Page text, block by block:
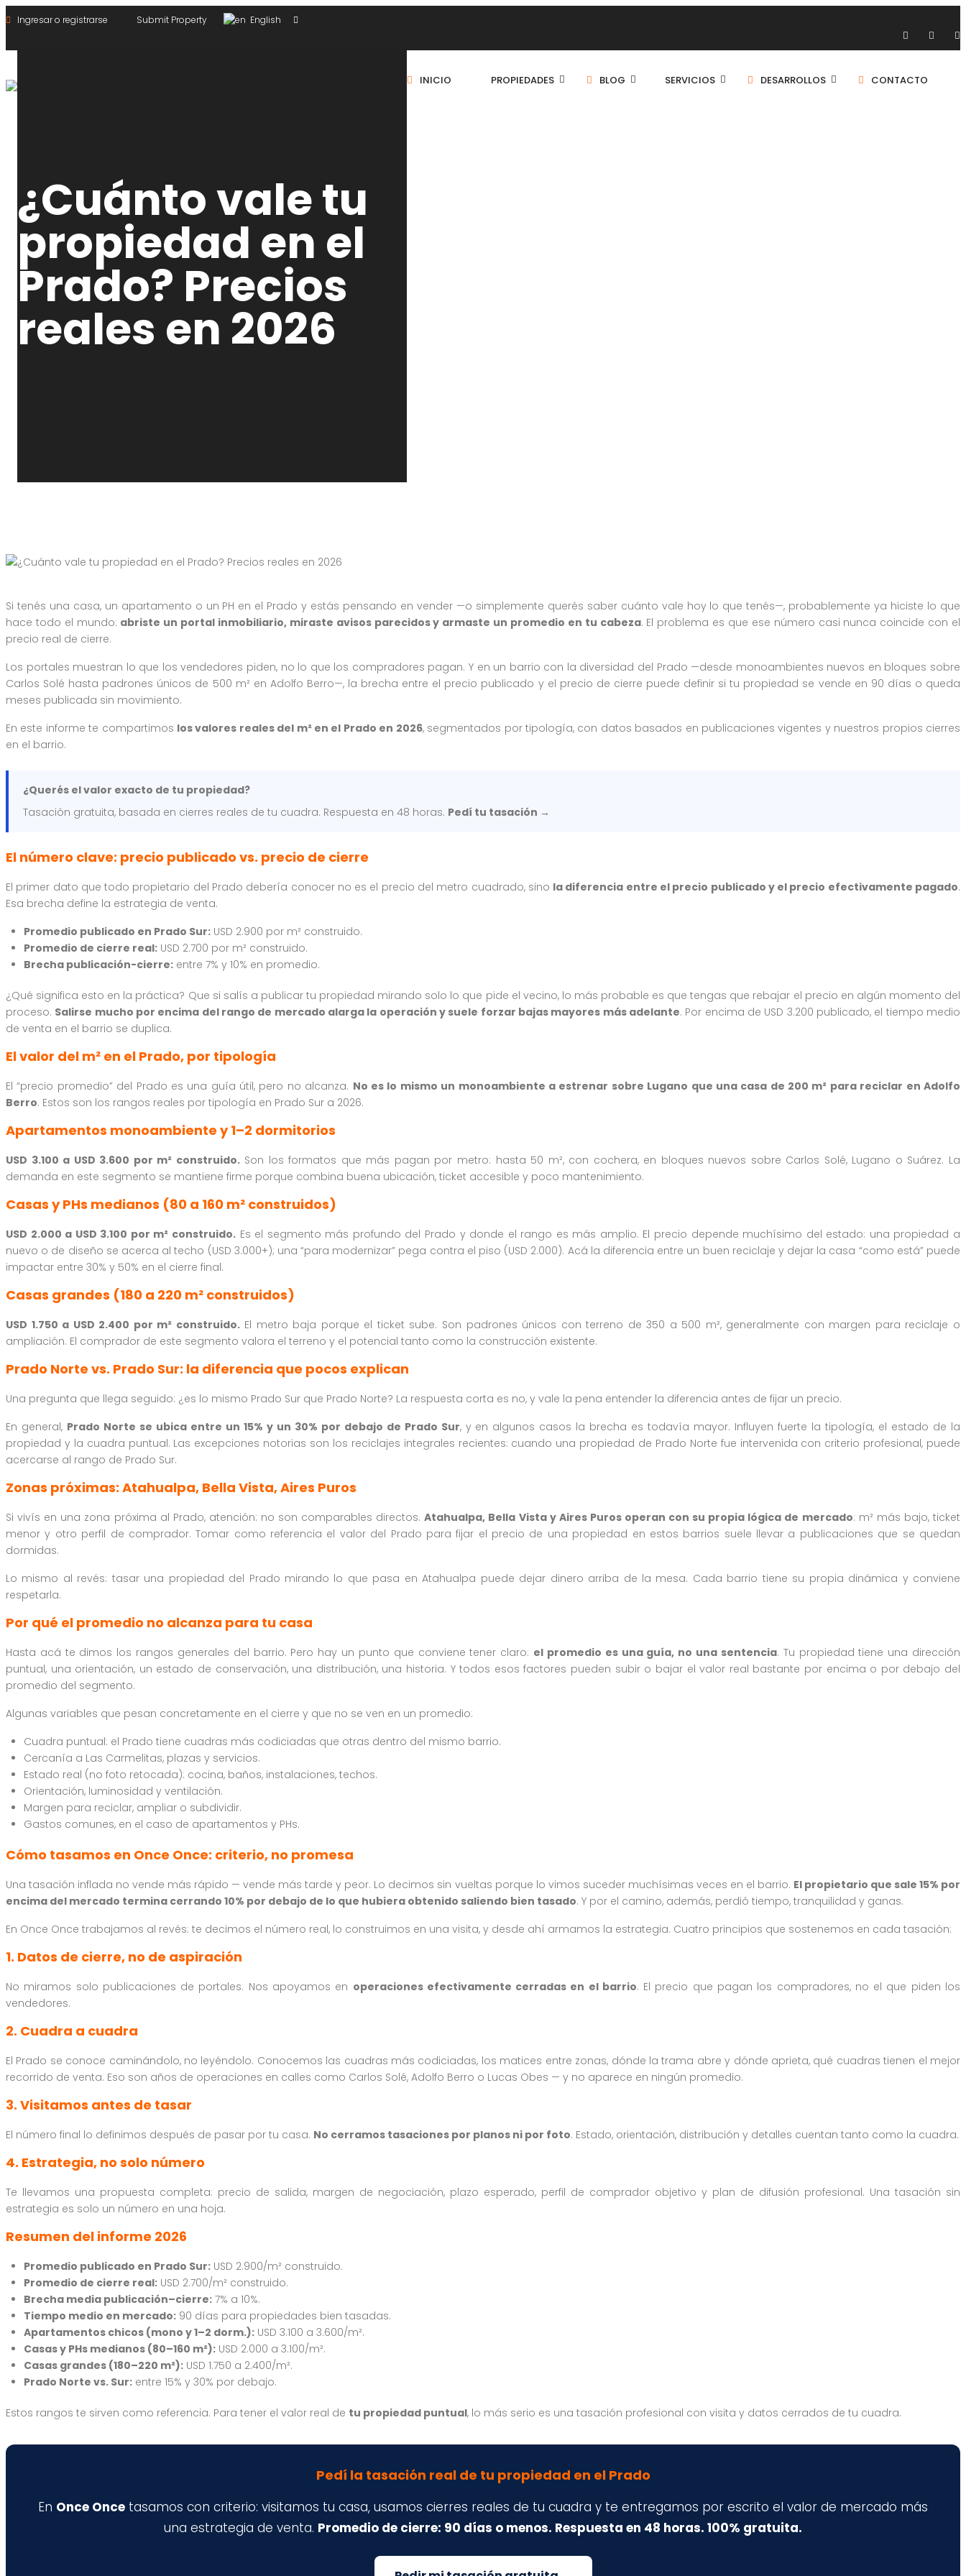
Ingresar o registrarse Submit Property English
INICIO PROPIEDADES BLOG SERVICIOS DESARROLLOS CONTACTO
¿Cuánto vale tu
propiedad en el
Prado? Precios
reales en 2026
Si tenés una casa, un apartamento o un PH en el Prado y estás pensando en vender —o simplemente querés saber cuánto vale hoy lo que tenés—, probablemente ya hiciste lo que
hace todo el mundo: abriste un portal inmobiliario, miraste avisos parecidos y armaste un promedio en tu cabeza. El problema es que ese número casi nunca coincide con el
precio real de cierre.
Los portales muestran lo que los vendedores piden, no lo que los compradores pagan. Y en un barrio con la diversidad del Prado —desde monoambientes nuevos en bloques sobre
Carlos Solé hasta padrones únicos de 500 m² en Adolfo Berro—, la brecha entre el precio publicado y el precio de cierre puede definir si tu propiedad se vende en 90 días o queda
meses publicada sin movimiento.
En este informe te compartimos los valores reales del m² en el Prado en 2026, segmentados por tipología, con datos basados en publicaciones vigentes y nuestros propios cierres
en el barrio.
¿Querés el valor exacto de tu propiedad?
Tasación gratuita, basada en cierres reales de tu cuadra. Respuesta en 48 horas. Pedí tu tasación →
El número clave: precio publicado vs. precio de cierre
El primer dato que todo propietario del Prado debería conocer no es el precio del metro cuadrado, sino la diferencia entre el precio publicado y el precio efectivamente pagado.
Esa brecha define la estrategia de venta.
Promedio publicado en Prado Sur: USD 2.900 por m² construido.
Promedio de cierre real: USD 2.700 por m² construido.
Brecha publicación-cierre: entre 7% y 10% en promedio.
¿Qué significa esto en la práctica? Que si salís a publicar tu propiedad mirando solo lo que pide el vecino, lo más probable es que tengas que rebajar el precio en algún momento del
proceso. Salirse mucho por encima del rango de mercado alarga la operación y suele forzar bajas mayores más adelante. Por encima de USD 3.200 publicado, el tiempo medio
de venta en el barrio se duplica.
El valor del m² en el Prado, por tipología
El “precio promedio” del Prado es una guía útil, pero no alcanza. No es lo mismo un monoambiente a estrenar sobre Lugano que una casa de 200 m² para reciclar en Adolfo
Berro. Estos son los rangos reales por tipología en Prado Sur a 2026.
Apartamentos monoambiente y 1–2 dormitorios
USD 3.100 a USD 3.600 por m² construido.Son los formatos que más pagan por metro: hasta 50 m², con cochera, en bloques nuevos sobre Carlos Solé, Lugano o Suárez. La
demanda en este segmento se mantiene firme porque combina buena ubicación, ticket accesible y poco mantenimiento.
Casas y PHs medianos (80 a 160 m² construidos)
USD 2.000 a USD 3.100 por m² construido.Es el segmento más profundo del Prado y donde el rango es más amplio. El precio depende muchísimo del estado: una propiedad a
nuevo o de diseño se acerca al techo (USD 3.000+); una “para modernizar” pega contra el piso (USD 2.000). Acá la diferencia entre un buen reciclaje y dejar la casa “como está” puede
impactar entre 30% y 50% en el cierre final.
Casas grandes (180 a 220 m² construidos)
USD 1.750 a USD 2.400 por m² construido.El metro baja porque el ticket sube. Son padrones únicos con terreno de 350 a 500 m², generalmente con margen para reciclaje o
ampliación. El comprador de este segmento valora el terreno y el potencial tanto como la construcción existente.
Prado Norte vs. Prado Sur: la diferencia que pocos explican
Una pregunta que llega seguido: ¿es lo mismo Prado Sur que Prado Norte? La respuesta corta es no, y vale la pena entender la diferencia antes de fijar un precio.
En general, Prado Norte se ubica entre un 15% y un 30% por debajo de Prado Sur, y en algunos casos la brecha es todavía mayor. Influyen fuerte la tipología, el estado de la
propiedad y la cuadra puntual. Las excepciones notorias son los reciclajes integrales recientes: cuando una propiedad de Prado Norte fue intervenida con criterio profesional, puede
acercarse al rango de Prado Sur.
Zonas próximas: Atahualpa, Bella Vista, Aires Puros
Si vivís en una zona próxima al Prado, atención: no son comparables directos.Atahualpa, Bella Vista y Aires Puros operan con su propia lógica de mercado: m² más bajo, ticket
menor y otro perfil de comprador. Tomar como referencia el valor del Prado para fijar el precio de una propiedad en estos barrios suele llevar a publicaciones que se quedan
dormidas.
Lo mismo al revés: tasar una propiedad del Prado mirando lo que pasa en Atahualpa puede dejar dinero arriba de la mesa. Cada barrio tiene su propia dinámica y conviene
respetarla.
Por qué el promedio no alcanza para tu casa
Hasta acá te dimos los rangos generales del barrio. Pero hay un punto que conviene tener claro: el promedio es una guía, no una sentencia. Tu propiedad tiene una dirección
puntual, una orientación, un estado de conservación, una distribución, una historia. Y todos esos factores pueden subir o bajar el valor real bastante por encima o por debajo del
promedio del segmento.
Algunas variables que pesan concretamente en el cierre y que no se ven en un promedio:
Cuadra puntual: el Prado tiene cuadras más codiciadas que otras dentro del mismo barrio.
Cercanía a Las Carmelitas, plazas y servicios.
Estado real (no foto retocada): cocina, baños, instalaciones, techos.
Orientación, luminosidad y ventilación.
Margen para reciclar, ampliar o subdividir.
Gastos comunes, en el caso de apartamentos y PHs.
Cómo tasamos en Once Once: criterio, no promesa
Una tasación inflada no vende más rápido — vende más tarde y peor. Lo decimos sin vueltas porque lo vimos suceder muchísimas veces en el barrio. El propietario que sale 15% por
encima del mercado termina cerrando 10% por debajo de lo que hubiera obtenido saliendo bien tasado. Y por el camino, además, perdió tiempo, tranquilidad y ganas.
En Once Once trabajamos al revés: te decimos el número real, lo construimos en una visita, y desde ahí armamos la estrategia. Cuatro principios que sostenemos en cada tasación:
1. Datos de cierre, no de aspiración
No miramos solo publicaciones de portales. Nos apoyamos en operaciones efectivamente cerradas en el barrio. El precio que pagan los compradores, no el que piden los
vendedores.
2. Cuadra a cuadra
El Prado se conoce caminándolo, no leyéndolo. Conocemos las cuadras más codiciadas, los matices entre zonas, dónde la trama abre y dónde aprieta, qué cuadras tienen el mejor
recorrido de venta. Eso son años de operaciones en calles como Carlos Solé, Adolfo Berro o Lucas Obes — y no aparece en ningún promedio.
3. Visitamos antes de tasar
El número final lo definimos después de pasar por tu casa. No cerramos tasaciones por planos ni por foto. Estado, orientación, distribución y detalles cuentan tanto como la cuadra.
4. Estrategia, no solo número
Te llevamos una propuesta completa: precio de salida, margen de negociación, plazo esperado, perfil de comprador objetivo y plan de difusión profesional. Una tasación sin
estrategia es solo un número en una hoja.
Resumen del informe 2026
Promedio publicado en Prado Sur: USD 2.900/m² construido.
Promedio de cierre real: USD 2.700/m² construido.
Brecha media publicación–cierre: 7% a 10%.
Tiempo medio en mercado: 90 días para propiedades bien tasadas.
Apartamentos chicos (mono y 1–2 dorm.): USD 3.100 a 3.600/m².
Casas y PHs medianos (80–160 m²): USD 2.000 a 3.100/m².
Casas grandes (180–220 m²): USD 1.750 a 2.400/m².
Prado Norte vs. Sur: entre 15% y 30% por debajo.
Estos rangos te sirven como referencia. Para tener el valor real de tu propiedad puntual, lo más serio es una tasación profesional con visita y datos cerrados de tu cuadra.
Pedí la tasación real de tu propiedad en el Prado
En Once Once tasamos con criterio: visitamos tu casa, usamos cierres reales de tu cuadra y te entregamos por escrito el valor de mercado más
una estrategia de venta. Promedio de cierre: 90 días o menos. Respuesta en 48 horas. 100% gratuita.